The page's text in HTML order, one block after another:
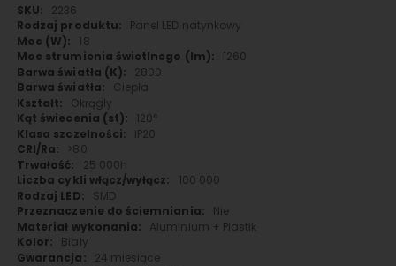
Więcej
informacji
2236
Panel LED natynkowy
18
1260
2800
Ciepła
Okrągły
120°
IP20
>80
25 000h
100 000
SMD
Nie
Aluminium + Plastik
Biały
24 miesiące